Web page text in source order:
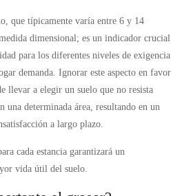
que típicamente varía entre 6 y 14
dimensional; es un indicador crucial
para los diferentes niveles de exigencia
demanda. Ignorar este aspecto en favor
llevar a elegir un suelo que no resista
una determinada área, resultando en un
a largo plazo.
cada estancia garantizará un
vida útil del suelo.